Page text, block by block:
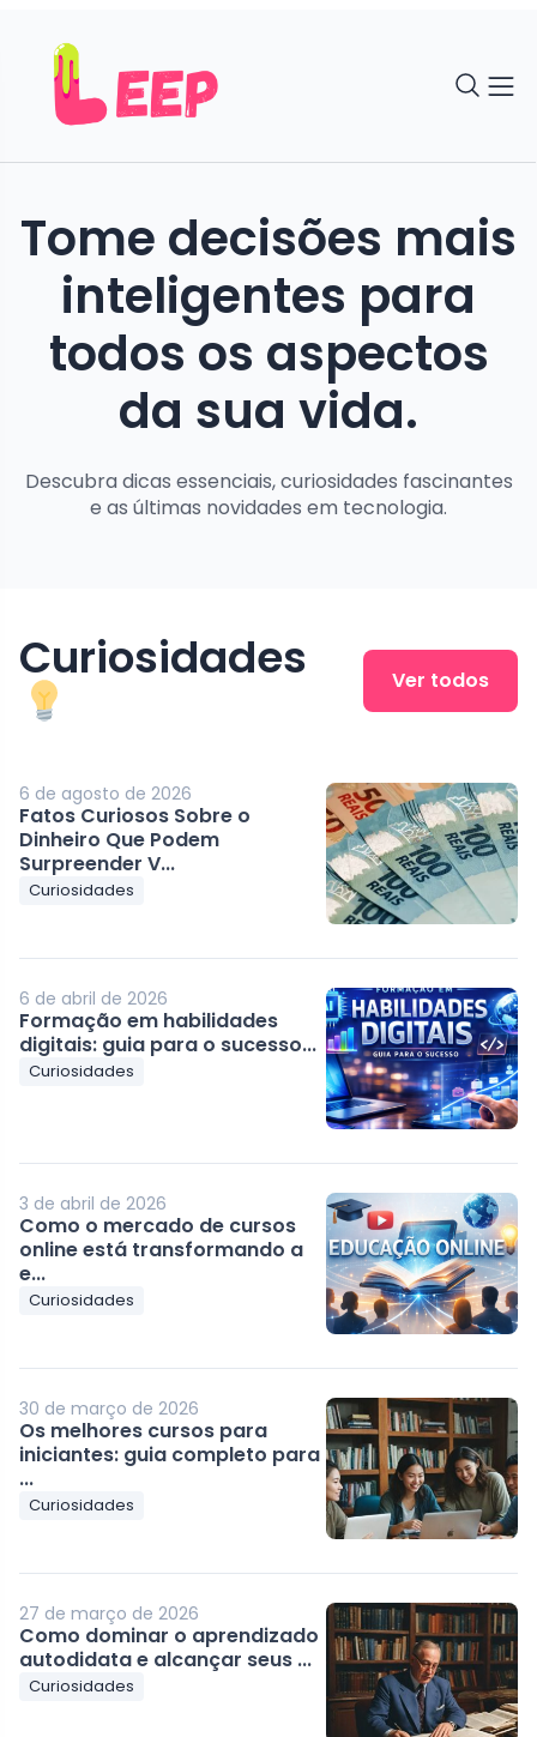
Tome decisões mais
inteligentes para
todos os aspectos
da sua vida.
Descubra dicas essenciais, curiosidades fascinantes
e as últimas novidades em tecnologia.
Curiosidades Ver todos
6 de agosto de 2026
Fatos Curiosos Sobre o
Dinheiro Que Podem
Surpreender V...
Curiosidades
6 de abril de 2026
Formação em habilidades
digitais: guia para o sucesso...
Curiosidades
3 de abril de 2026
Como o mercado de cursos
online está transformando a
e...
Curiosidades
30 de março de 2026
Os melhores cursos para
iniciantes: guia completo para
...
Curiosidades
27 de março de 2026
Como dominar o aprendizado
autodidata e alcançar seus ...
Curiosidades